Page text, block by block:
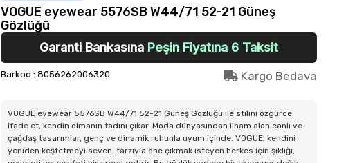
VOGUE eyewear 5576SB W44/71 52-21 Güneş
Gözlüğü
Garanti Bankasına Peşin Fiyatına 6 Taksit
Barkod : 8056262006320 Kargo Bedava
VOGUE eyewear 5576SB W44/71 52-21 Güneş Gözlüğü ile stilini özgürce
ifade et, kendin olmanın tadını çıkar. Moda dünyasından ilham alan canlı ve
çağdaş tasarımlar, genç ve dinamik ruhunla uyum içinde. VOGUE, kendini
yeniden keşfetmeyi seven, tarzıyla öne çıkmak isteyen herkes için şıklığı,